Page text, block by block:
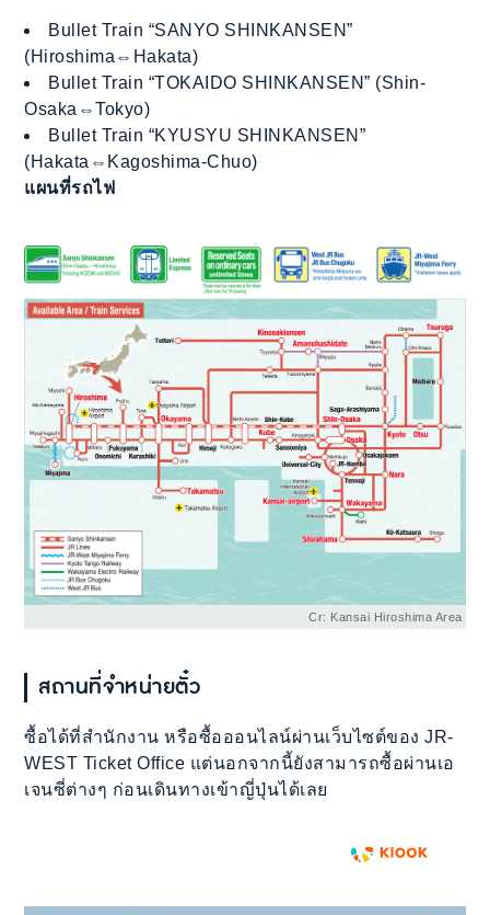
Bullet Train “SANYO SHINKANSEN”
(Hiroshima⇔Hakata)
Bullet Train “TOKAIDO SHINKANSEN” (Shin-
Osaka⇔Tokyo)
Bullet Train “KYUSYU SHINKANSEN”
(Hakata⇔Kagoshima-Chuo)
แผนที่รถไฟ
Cr: Kansai Hiroshima Area
สถานที่จำหน่ายตั๋ว
ซื้อได้ที่สำนักงาน หรือซื้อออนไลน์ผ่านเว็บไซต์ของ JR-
WEST Ticket Office แต่นอกจากนี้ยังสามารถซื้อผ่านเอ
เจนซี่ต่างๆ ก่อนเดินทางเข้าญี่ปุ่นได้เลย